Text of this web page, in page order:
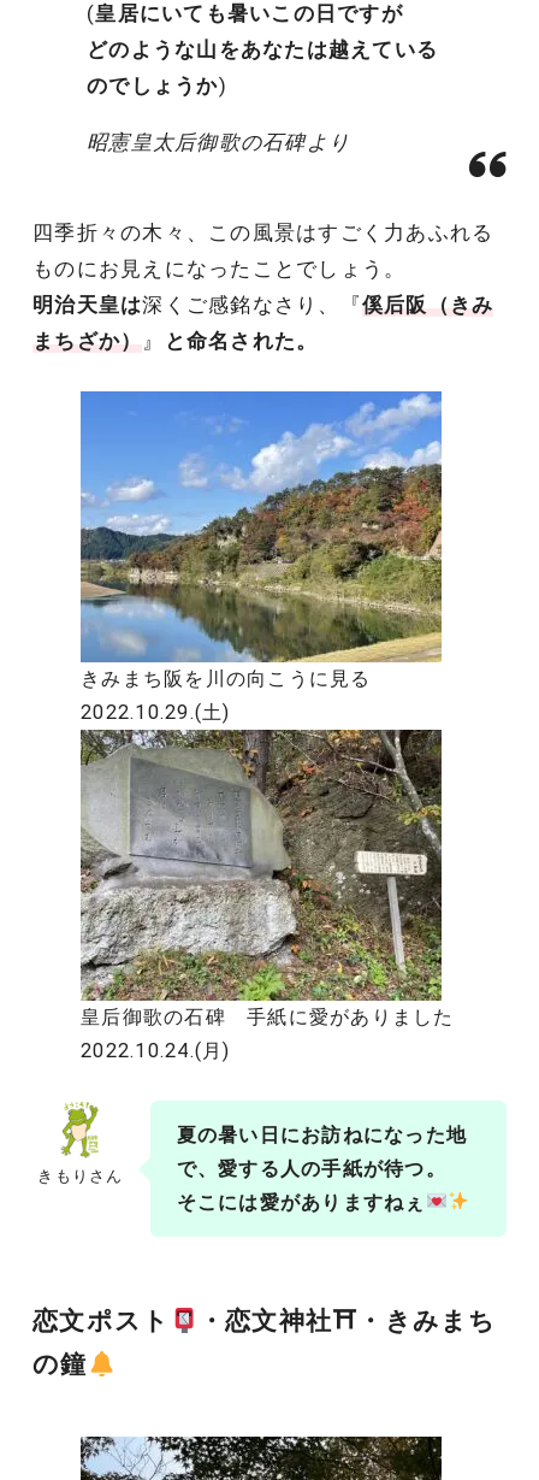
(皇居にいても暑いこの日ですが
どのような山をあなたは越えている
のでしょうか)
昭憲皇太后御歌の石碑より
四季折々の木々、この風景はすごく力あふれる
ものにお見えになったことでしょう。
明治天皇は深くご感銘なさり、『傒后阪（きみ
まちざか） 』 と命名された。
きみまち阪を川の向こうに見る
2022.10.29.(土)
皇后御歌の石碑 手紙に愛がありました
2022.10.24.(月)
きもりさん
夏の暑い日にお訪ねになった地
で、愛する人の手紙が待つ。
そこには愛がありますねぇ
恋文ポスト
・恋文神社⛩・きみまち
の鐘